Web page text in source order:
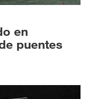
en
puentes